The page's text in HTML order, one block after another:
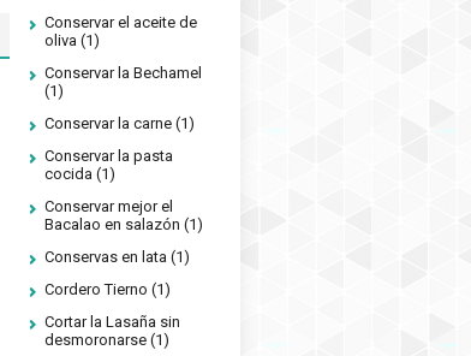
Conservar el aceite de
oliva (1)
Conservar la Bechamel
(1)
Conservar la carne (1)
Conservar la pasta
cocida (1)
Conservar mejor el
Bacalao en salazón (1)
Conservas en lata (1)
Cordero Tierno (1)
Cortar la Lasaña sin
desmoronarse (1)